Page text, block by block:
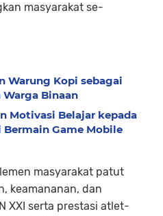
masyarakat se-
Warung Kopi sebagai
Warga Binaan
Motivasi Belajar kepada
Game Mobile
masyarakat patut
keamananan, dan
XXI serta prestasi atlet-